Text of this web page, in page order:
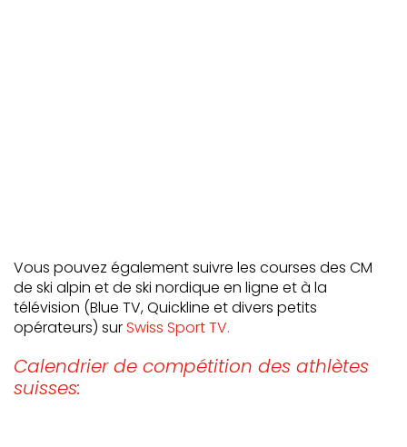
Vous pouvez également suivre les courses des CM
de ski alpin et de ski nordique en ligne et à la
télévision (Blue TV, Quickline et divers petits
opérateurs) sur Swiss Sport TV.
Calendrier de compétition des athlètes
suisses: